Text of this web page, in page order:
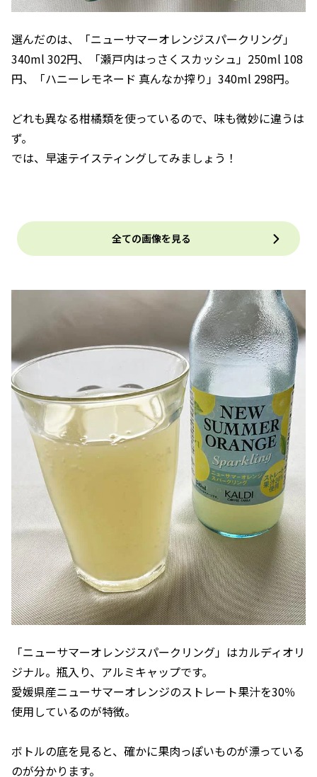
選んだのは、「ニューサマーオレンジスパークリング」
340ml 302円、「瀬戸内はっさくスカッシュ」250ml 108
円、「ハニーレモネード 真んなか搾り」340ml 298円。
どれも異なる柑橘類を使っているので、味も微妙に違うは
ず。
では、早速テイスティングしてみましょう！
全ての画像を見る
「ニューサマーオレンジスパークリング」はカルディオリ
ジナル。瓶入り、アルミキャップです。
愛媛県産ニューサマーオレンジのストレート果汁を30％
使用しているのが特徴。
ボトルの底を見ると、確かに果肉っぽいものが漂っている
のが分かります。